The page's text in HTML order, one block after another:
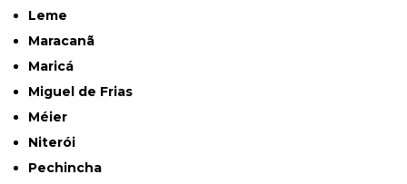
Leme
Maracanã
Maricá
Miguel de Frias
Méier
Niterói
Pechincha